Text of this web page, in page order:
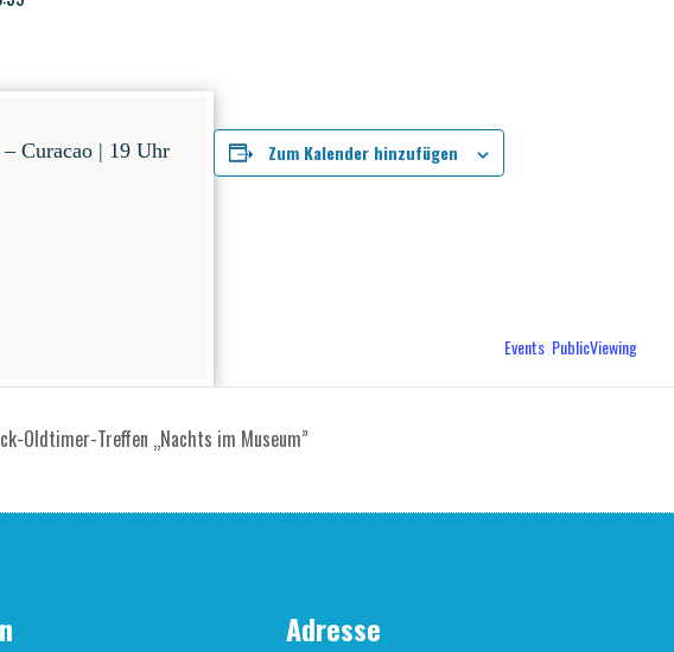
Cura­cao | 19 Uhr Zum Kalender hinzufügen
Events PublicViewing
Old­ti­mer-Tref­fen „Nachts im Museum”
Adresse